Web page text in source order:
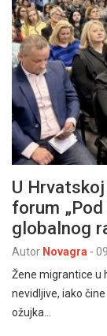
U
forum
globalnog
Autor Novagra -
Žene migrantice u
nevidljive, iako
ožujka…